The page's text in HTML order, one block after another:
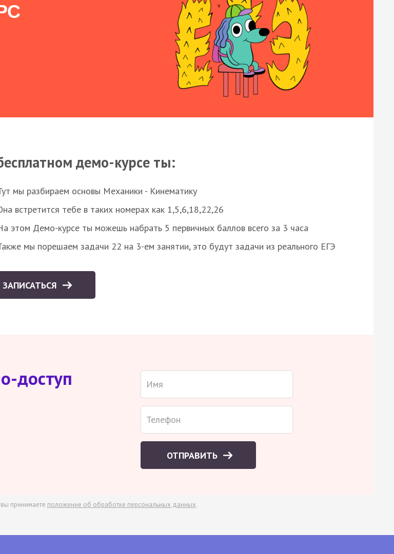
демо-курсе ты:
мы разбираем основы Механики - Кинематику
встретится тебе в таких номерах как 1,5,6,18,22,26
этом Демо-курсе ты можешь набрать 5 первичных баллов всего за 3 часа
мы порешаем задачи 22 на 3-ем занятии, это будут задачи из реального ЕГЭ
ЗАПИСАТЬСЯ
доступ
ОТПРАВИТЬ
принимаете положение об обработке персональных данных.